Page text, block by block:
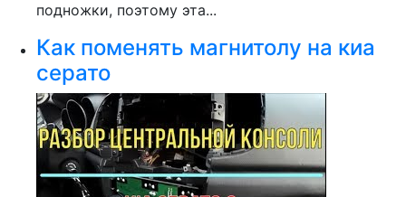
подножки, поэтому эта...
Как поменять магнитолу на киа
серато